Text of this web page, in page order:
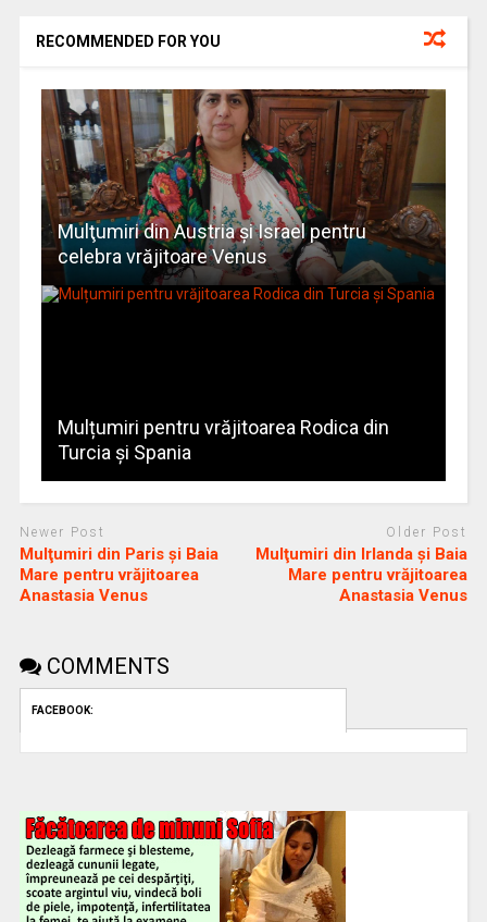
RECOMMENDED FOR YOU
Mulţumiri din Austria și Israel pentru
celebra vrăjitoare Venus
Mulțumiri pentru vrăjitoarea Rodica din
Turcia și Spania
Newer Post
Mulţumiri din Paris și Baia
Mare pentru vrăjitoarea
Anastasia Venus
Older Post
Mulţumiri din Irlanda și Baia
Mare pentru vrăjitoarea
Anastasia Venus
COMMENTS
FACEBOOK: